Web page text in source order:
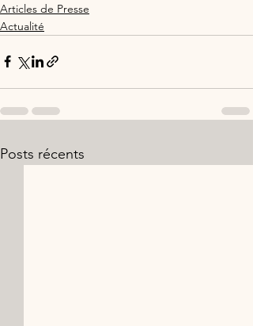
Articles de Presse
Actualité
Posts récents